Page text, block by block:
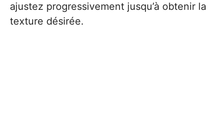
ajustez progressivement jusqu’à obtenir la
texture désirée.